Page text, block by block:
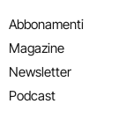
Abbonamenti
Magazine
Newsletter
Podcast